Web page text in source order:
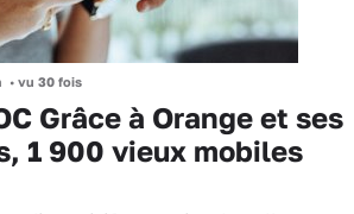
• vu 30 fois
Grâce à Orange et ses
1 900 vieux mobiles